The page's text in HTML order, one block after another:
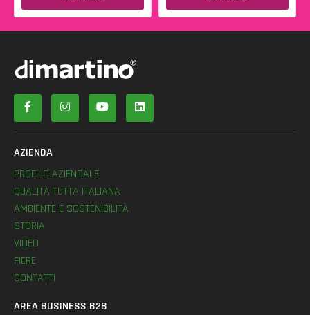
AZIENDA
PROFILO AZIENDALE
QUALITÀ TUTTA ITALIANA
AMBIENTE E SOSTENIBILITÀ
STORIA
VIDEO
FIERE
CONTATTI
AREA BUSINESS B2B